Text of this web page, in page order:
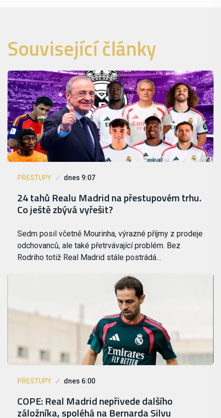
Související články
PŘESTUPY dnes 9:07
24 tahů Realu Madrid na přestupovém trhu.
Co ještě zbývá vyřešit?
Sedm posil včetně Mourinha, výrazné příjmy z prodeje
odchovanců, ale také přetrvávající problém. Bez
Rodriho totiž Real Madrid stále postrádá…
PŘESTUPY dnes 6:00
COPE: Real Madrid nepřivede dalšího
záložníka, spoléhá na Bernarda Silvu